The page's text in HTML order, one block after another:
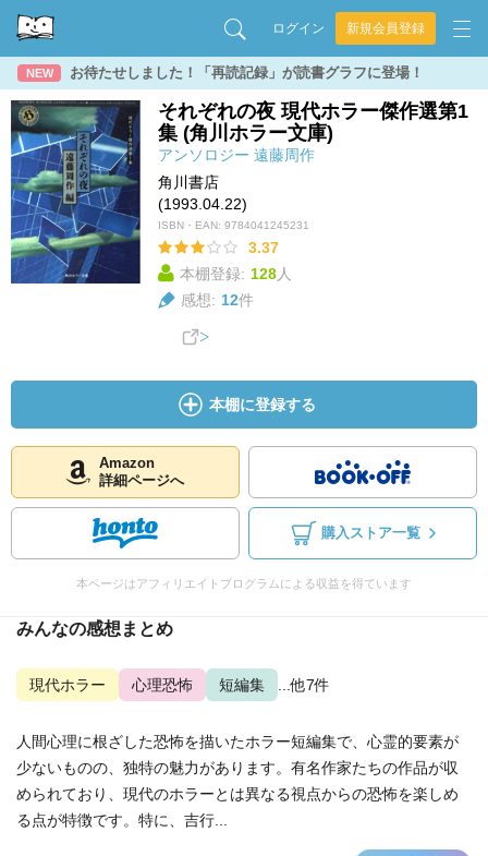
ログイン 新規会員登録
NEW お待たせしました！「再読記録」が読書グラフに登場！
それぞれの夜 現代ホラー傑作選第1
集 (角川ホラー文庫)
アンソロジー 遠藤周作
角川書店
(1993.04.22)
ISBN・EAN: 9784041245231
3.37
本棚登録: 128人
感想: 12件
本棚に登録する
Amazon
詳細ページへ
購入ストア一覧
本ページはアフィリエイトプログラムによる収益を得ています
みんなの感想まとめ
現代ホラー 心理恐怖 短編集 ...他7件
人間心理に根ざした恐怖を描いたホラー短編集で、心霊的要素が
少ないものの、独特の魅力があります。有名作家たちの作品が収
められており、現代のホラーとは異なる視点からの恐怖を楽しめ
る点が特徴です。特に、吉行...